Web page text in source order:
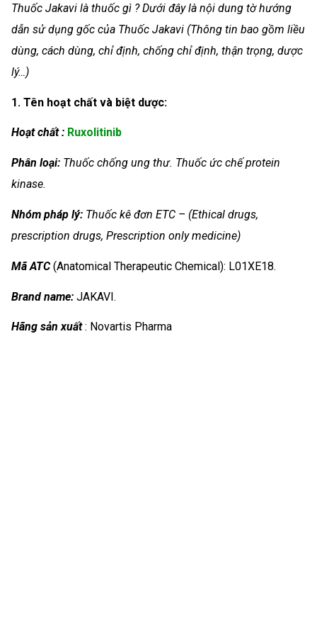
Thuốc Jakavi là thuốc gì ? Dưới đây là nội dung tờ hướng
dẫn sử dụng gốc của Thuốc Jakavi (Thông tin bao gồm liều
dùng, cách dùng, chỉ định, chống chỉ định, thận trọng, dược
lý…)
1. Tên hoạt chất và biệt dược:
Hoạt chất : Ruxolitinib
Phân loại: Thuốc chống ung thư. Thuốc ức chế protein
kinase.
Nhóm pháp lý: Thuốc kê đơn ETC – (Ethical drugs,
prescription drugs, Prescription only medicine)
Mã ATC(Anatomical Therapeutic Chemical): L01XE18.
Brand name: JAKAVI.
Hãng sản xuất: Novartis Pharma